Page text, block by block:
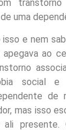
uma
e nem
ao
social e
de
mas isso
presente.